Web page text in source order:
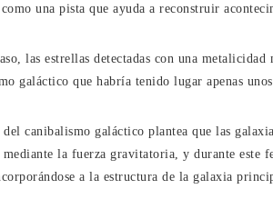
una pista que ayuda a reconstruir
las estrellas detectadas con una
galáctico que habría tenido lugar apenas
canibalismo galáctico plantea que las
mediante la fuerza gravitatoria, y durante este
a la estructura de la galaxia